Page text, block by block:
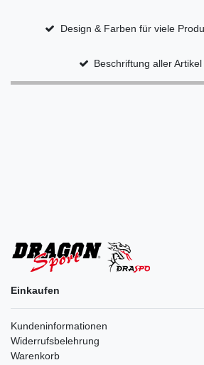
Design & Farben für viele
Beschriftung aller
Einkaufen
Kundeninformationen
Widerrufsbelehrung
Warenkorb